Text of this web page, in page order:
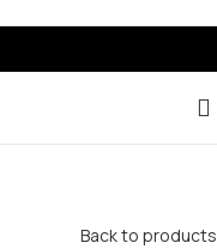
Back to products